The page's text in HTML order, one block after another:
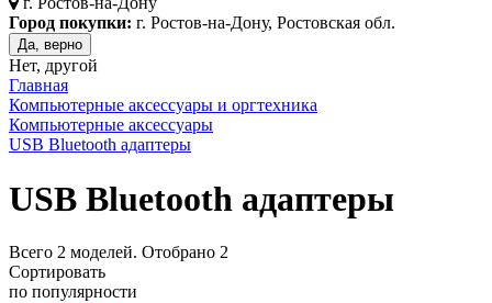
Город покупки: г. Ростов-на-Дону, Ростовская обл.
Да, верно
Нет, другой
Главная
Компьютерные аксессуары и оргтехника
Компьютерные аксессуары
USB Bluetooth адаптеры
USB Bluetooth адаптеры
Всего 2 моделей. Отобрано 2
Сортировать
по популярности